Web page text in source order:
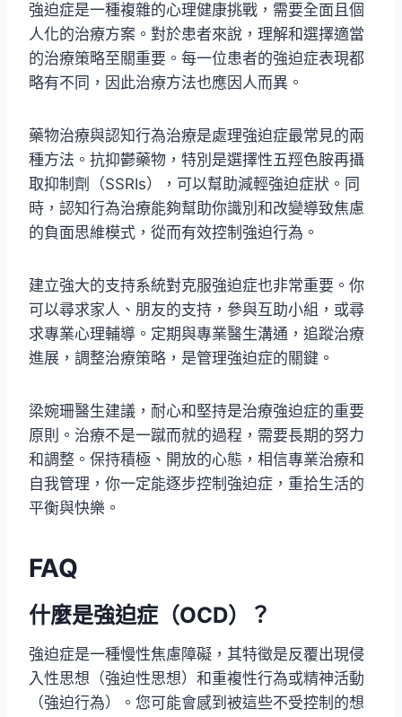
強迫症是一種複雜的心理健康挑戰，需要全面且個
人化的治療方案。對於患者來說，理解和選擇適當
的治療策略至關重要。每一位患者的強迫症表現都
略有不同，因此治療方法也應因人而異。
藥物治療與認知行為治療是處理強迫症最常見的兩
種方法。抗抑鬱藥物，特別是選擇性五羥色胺再攝
取抑制劑（SSRIs），可以幫助減輕強迫症狀。同
時，認知行為治療能夠幫助你識別和改變導致焦慮
的負面思維模式，從而有效控制強迫行為。
建立強大的支持系統對克服強迫症也非常重要。你
可以尋求家人、朋友的支持，參與互助小組，或尋
求專業心理輔導。定期與專業醫生溝通，追蹤治療
進展，調整治療策略，是管理強迫症的關鍵。
梁婉珊醫生建議，耐心和堅持是治療強迫症的重要
原則。治療不是一蹴而就的過程，需要長期的努力
和調整。保持積極、開放的心態，相信專業治療和
自我管理，你一定能逐步控制強迫症，重拾生活的
平衡與快樂。
FAQ
什麼是強迫症（OCD）？
強迫症是一種慢性焦慮障礙，其特徵是反覆出現侵
入性思想（強迫性思想）和重複性行為或精神活動
（強迫行為）。您可能會感到被這些不受控制的想